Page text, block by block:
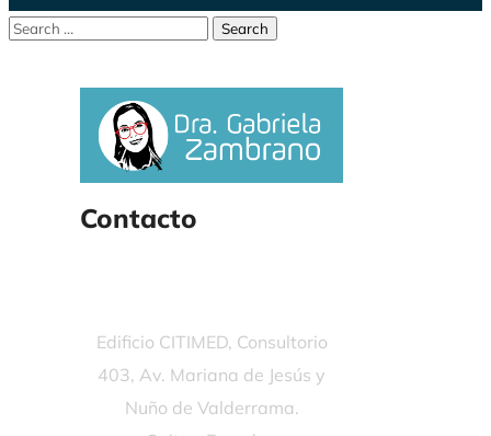
Contacto
Edificio CITIMED, Consultorio
403, Av. Mariana de Jesús y
Nuño de Valderrama.